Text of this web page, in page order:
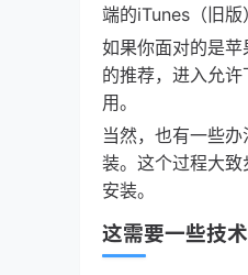
端的iTunes（旧版
如果你面对的是
的推荐，进入允
用。
当然，也有一些
装。这个过程大
安装。
这需要一些技